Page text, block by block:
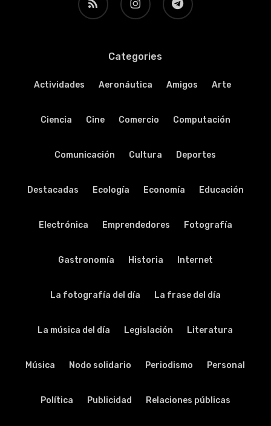
Categories
Actividades Aeronáutica Amigos Arte
Ciencia Cine Comercio Computación
Comunicación Cultura Deportes
Destacadas Ecología Economía Educación
Electrónica Emprendedores Fotografía
Gastronomía Historia Internet
La fotografía del día La frase del día
La música del día Legislación Literatura
Música Nodo solidario Periodismo Personal
Política Publicidad Relaciones públicas